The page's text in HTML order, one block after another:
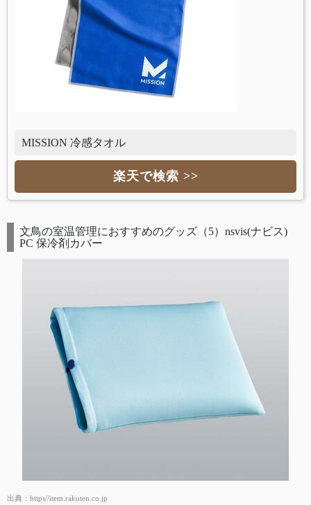
MISSION 冷感タオル
楽天で検索 >>
文鳥の室温管理におすすめのグッズ（5）nsvis(ナビス)
PC 保冷剤カバー
出典： https//item.rakuten.co.jp